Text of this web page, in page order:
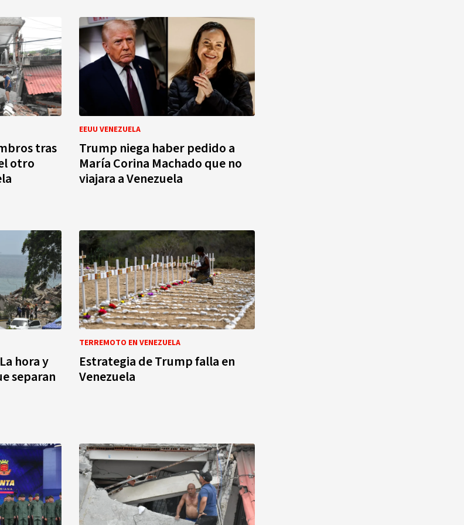
tras
otro
EEUU VENEZUELA
Trump niega haber pedido a
María Corina Machado que no
viajara a Venezuela
hora y
separan
TERREMOTO EN VENEZUELA
Estrategia de Trump falla en
Venezuela